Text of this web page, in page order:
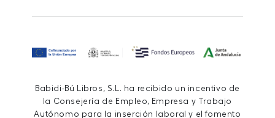
Babidi-Bú Libros, S.L. ha recibido un incentivo de
la Consejería de Empleo, Empresa y Trabajo
Autónomo para la inserción laboral y el fomento